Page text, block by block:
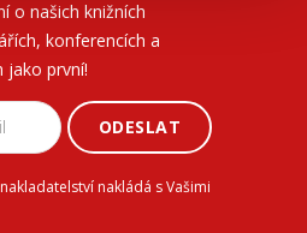
o našich knižních
konferencích a
jako první!
ODESLAT
nakládá s Vašimi